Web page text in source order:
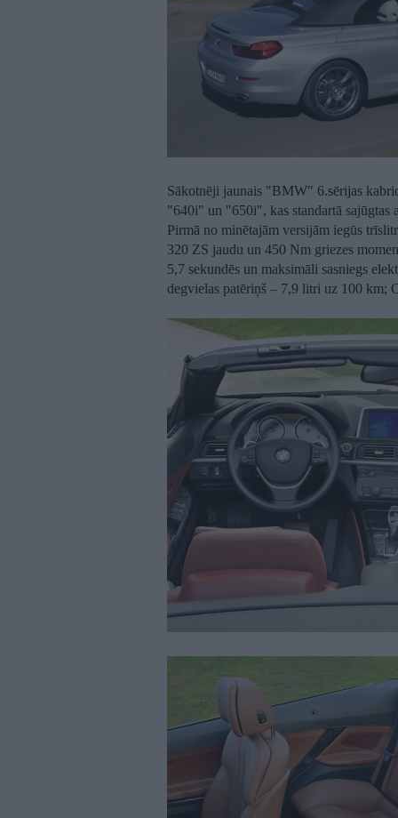
Sākotnēji jaunais "BMW" 6.sērijas
"640i" un "650i", kas standartā sajūgtas
Pirmā no minētajām versijām iegūs
320 ZS jaudu un 450 Nm griezes
5,7 sekundēs un maksimāli sasniegs
degvielas patēriņš – 7,9 litri uz 100 km;